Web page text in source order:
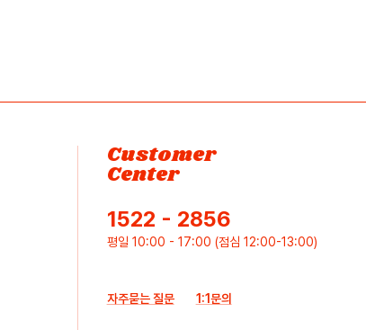
Customer
Center
1522 - 2856
평일 10:00 - 17:00 (점심 12:00-13:00)
자주묻는 질문 1:1문의